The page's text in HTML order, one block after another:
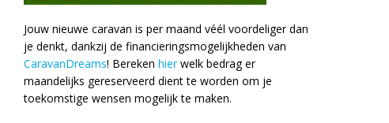
Jouw nieuwe caravan is per maand véél voordeliger dan
je denkt, dankzij de financieringsmogelijkheden van
CaravanDreams! Bereken hierwelk bedrag er
maandelijks gereserveerd dient te worden om je
toekomstige wensen mogelijk te maken.